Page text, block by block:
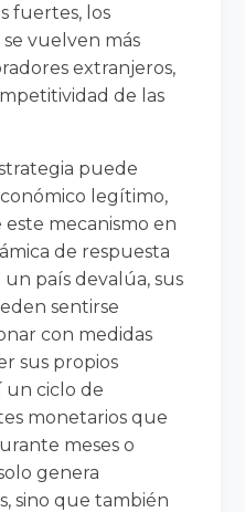
fuertes, los
vuelven más
extranjeros,
de las
puede
legítimo,
mecanismo en
de respuesta
país devalúa, sus
sentirse
con medidas
sus propios
un ciclo de
monetarios que
meses o
genera
sino que también